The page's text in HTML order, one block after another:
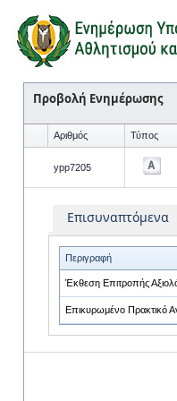
Προβολή Ενημέρωσης
Αριθμός Τύπος
ypp7205
Επισυναπτόμενα
Περιγραφή
Έκθεση Επιτροπής
Επικυρωμένο Πρακτικό